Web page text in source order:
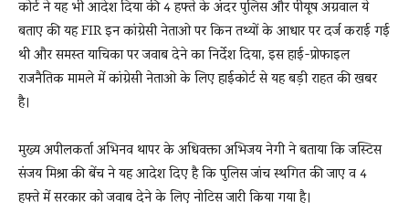
कोर्ट ने यह भी आदेश दिया की 4 हफ्ते के अंदर पुलिस और पीयूष अग्रवाल ये
बताए की यह FIR इन कांग्रेसी नेताओ पर किन तथ्यों के आधार पर दर्ज कराई गई
थी और समस्त याचिका पर जवाब देने का निर्देश दिया, इस हाई-प्रोफाइल
राजनैतिक मामले में कांग्रेसी नेताओ के लिए हाईकोर्ट से यह बड़ी राहत की खबर
है।
मुख्य अपीलकर्ता अभिनव थापर के अधिवक्ता अभिजय नेगी ने बताया कि जस्टिस
संजय मिश्रा की बेंच ने यह आदेश दिए है कि पुलिस जांच स्थगित की जाए व 4
हफ्ते में सरकार को जवाब देने के लिए नोटिस जारी किया गया है।